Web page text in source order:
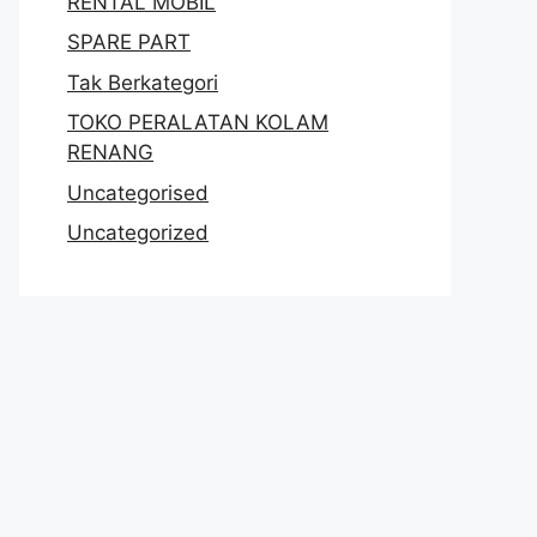
SPARE PART
Tak Berkategori
TOKO PERALATAN KOLAM
RENANG
Uncategorised
Uncategorized